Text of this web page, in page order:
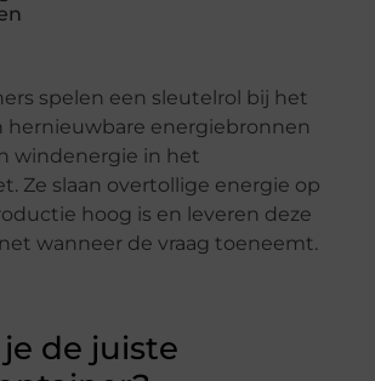
spelen een sleutelrol bij het
hernieuwbare energiebronnen
windenergie in het
Ze slaan overtollige energie op
hoog is en leveren deze
wanneer de vraag toeneemt.
de juiste